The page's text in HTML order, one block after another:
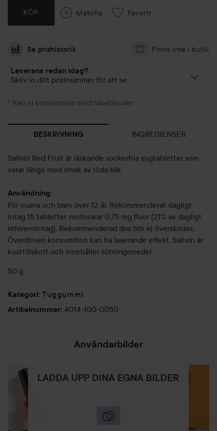
KÖP Matcha Favorit
Se prishistorik Finns inte i butik
Leverans redan idag?
Skriv in ditt postnummer för att se
* Kan ej kombineras med rabattkoder
BESKRIVNING INGREDIENSER
Salivin Red Fruit är läskande sockerfria sugtabletter som
varar länge med smak av röda bär.
Användning:
För vuxna och barn över 12 år. Rekommenderat dagligt
intag 15 tabletter, motsvarar 0,75 mg fluor (21% av dagligt
referensintag). Rekommenderad dos bör ej överskridas.
Överdriven konsumtion kan ha laxerande effekt. Salivin är
kosttillskott och innehåller sötningsmedel.
50 g
Kategori: Tuggummi
Artikelnummer: 4014-100-0050
Användarbilder
LADDA UPP DINA EGNA BILDER